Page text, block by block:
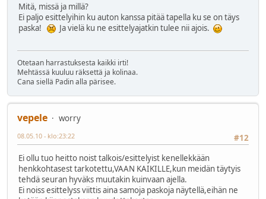
Mitä, missä ja millä?
Ei paljo esittelyihin ku auton kanssa pitää tapella ku se on täys
paska!
Ja vielä ku ne esittelyajatkin tulee nii ajois.
Otetaan harrastuksesta kaikki irti!
Mehtässä kuuluu räksettä ja kolinaa.
Cana siellä Padin alla pärisee.
vepele
worry
#12
08.05.10 - klo:23:22
Ei ollu tuo heitto noist talkois/esittelyist kenellekkään
henkkohtasest tarkotettu,VAAN KAIKILLE,kun meidän täytyis
tehdä seuran hyväks muutakin kuinvaan ajella.
Ei noiss esittelyss viittis aina samoja paskoja näytellä,eihän ne